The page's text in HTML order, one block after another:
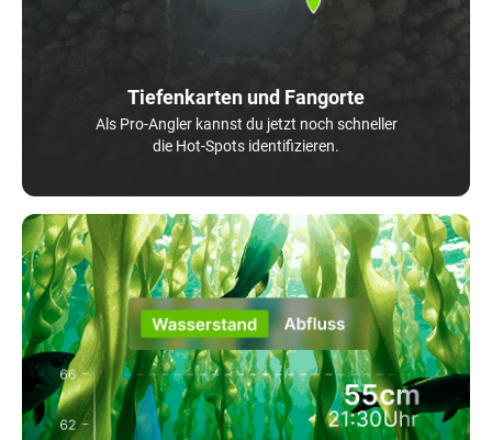
Tiefenkarten und Fangorte
Als Pro-Angler kannst du jetzt noch schneller
die Hot-Spots identifizieren.